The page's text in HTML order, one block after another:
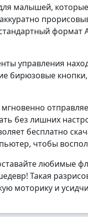
малышей,
формат
управления
бирюзовые
без лишних
бесплатно
чтобы
любимые
Такая
моторику и